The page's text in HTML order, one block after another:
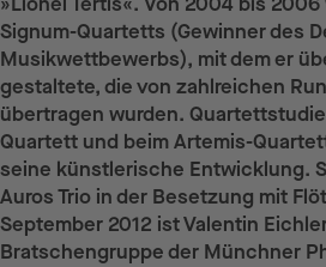
Signum-Quartetts (Gewinner des
Musikwettbewerbs), mit dem er
gestaltete, die von zahlreichen
übertragen wurden.
Quartett und beim Artemis-
seine künstlerische Entwicklung.
Auros Trio in der Besetzung mit
September 2012 ist Valentin
Bratschengruppe der Münchner